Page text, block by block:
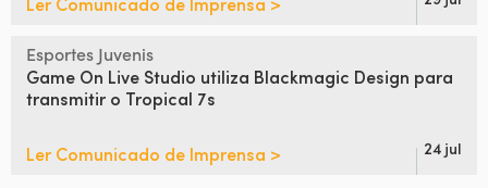
Esportes Juvenis
Game On Live Studio utiliza Blackmagic Design para
transmitir o Tropical 7s
Ler Comunicado de Imprensa > 24 jul